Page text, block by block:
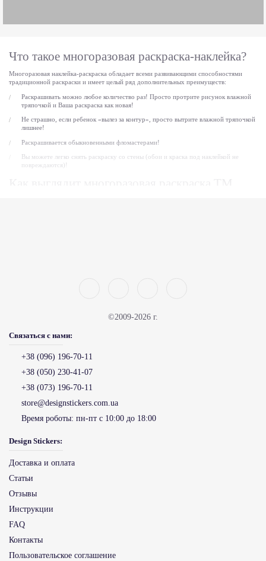
Что такое многоразовая раскраска-наклейка?
Многоразовая наклейка-раскраска обладает всеми развивающими способностями
традиционной раскраски и имеет целый ряд дополнительных преимуществ:
Раскрашивать можно любое количество раз! Просто протрите рисунок влажной
тряпочкой и Ваша раскраска как новая!
Не страшно, если ребенок «вылез за контур», просто вытрите влажной тряпочкой
лишнее!
Раскрашивается обыкновенными фломастерами!
Вы можете легко снять раскраску со стены (обои и краска под наклейкой не
повреждаются)!
любое количество раз. Уже нанесенный рисунок легко можно стереть влажной
удобные для разукрашивания. Раскраска смотрится в разы ярче, чем на эскизах в
©2009-2026 г.
Связаться с нами:
+38 (096) 196-70-11
+38 (050) 230-41-07
+38 (073) 196-70-11
store@designstickers.com.ua
Время роботы: пн-пт с 10:00 до 18:00
Design Stickers:
Доставка и оплата
Статьи
Отзывы
Инструкции
FAQ
Контакты
Пользовательское соглашение